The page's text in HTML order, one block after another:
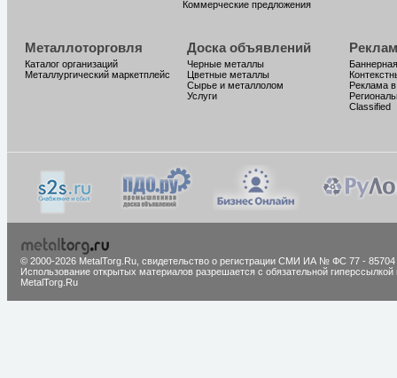
Коммерческие предложения
Металлоторговля
Каталог организаций
Металлургический маркетплейс
Доска объявлений
Черные металлы
Цветные металлы
Сырье и металлолом
Услуги
Реклама
Classified
© 2000-2026 MetalTorg.Ru, cвидетельство о регистрации СМИ ИА № ФС 77 - 85704
Использование открытых материалов разрешается с обязательной гиперссылкой
MetalTorg.Ru